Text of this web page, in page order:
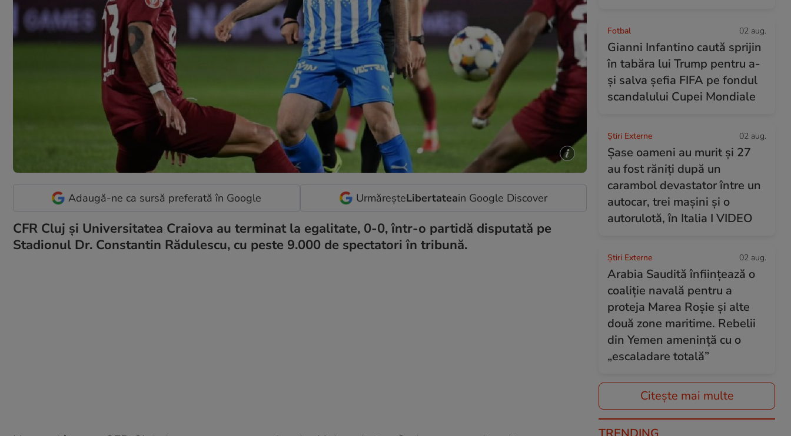
Adaugă-ne ca sursă preferată în Google UrmăreșteLibertateain Google Discover
CFR Cluj și Universitatea Craiova au terminat la egalitate, 0-0, într-o partidă disputată pe
Stadionul Dr. Constantin Rădulescu, cu peste 9.000 de spectatori în tribună.
Fotbal 02 aug.
Gianni Infantino caută sprijin
în tabăra lui Trump pentru a-
și salva șefia FIFA pe fondul
scandalului Cupei Mondiale
Știri Externe 02 aug.
Șase oameni au murit și 27
au fost răniți după un
carambol devastator între un
autocar, trei mașini și o
autorulotă, în Italia I VIDEO
Știri Externe 02 aug.
Arabia Saudită înființează o
coaliție navală pentru a
proteja Marea Roșie și alte
două zone maritime. Rebelii
din Yemen amenință cu o
„escaladare totală”
Citește mai multe